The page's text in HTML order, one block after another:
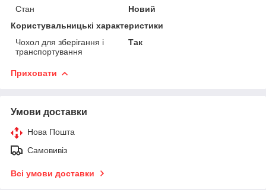
Стан
Новий
Користувальницькі характеристики
Чохол для зберігання і
транспортування
Так
Приховати
Умови доставки
Нова Пошта
Самовивіз
Всі умови доставки